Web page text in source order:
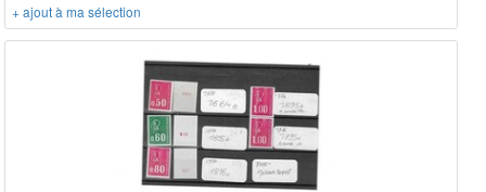
+ ajout à ma sélection